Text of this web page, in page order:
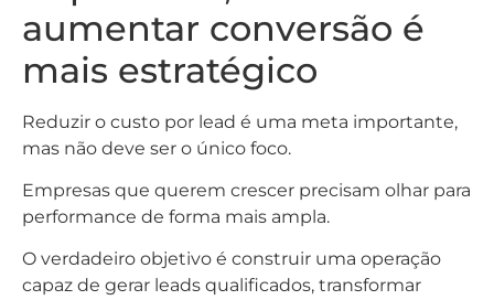
aumentar conversão é
mais estratégico
Reduzir o custo por lead é uma meta importante,
mas não deve ser o único foco.
Empresas que querem crescer precisam olhar para
performance de forma mais ampla.
O verdadeiro objetivo é construir uma operação
capaz de gerar leads qualificados, transformar